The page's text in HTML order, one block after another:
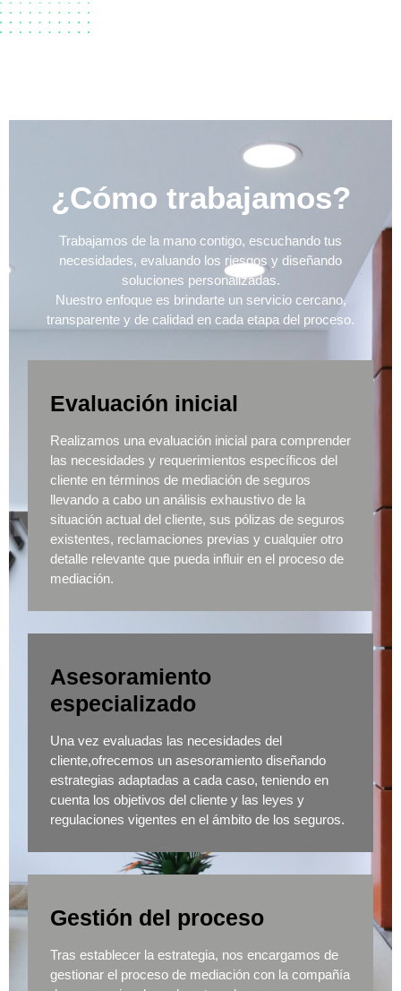
¿Cómo trabajamos?
Trabajamos de la mano contigo, escuchando tus
necesidades, evaluando los riesgos y diseñando
soluciones personalizadas.
Nuestro enfoque es brindarte un servicio cercano,
transparente y de calidad en cada etapa del proceso.
Evaluación inicial
Realizamos una evaluación inicial para comprender
las necesidades y requerimientos específicos del
cliente en términos de mediación de seguros
llevando a cabo un análisis exhaustivo de la
situación actual del cliente, sus pólizas de seguros
existentes, reclamaciones previas y cualquier otro
detalle relevante que pueda influir en el proceso de
mediación.
Asesoramiento
especializado
Una vez evaluadas las necesidades del
cliente,ofrecemos un asesoramiento diseñando
estrategias adaptadas a cada caso, teniendo en
cuenta los objetivos del cliente y las leyes y
regulaciones vigentes en el ámbito de los seguros.
Gestión del proceso
Tras establecer la estrategia, nos encargamos de
gestionar el proceso de mediación con la compañía